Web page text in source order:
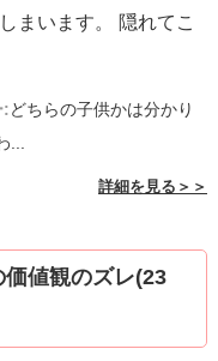
まいます。 隠れてこ
:どちらの子供かは分かり
詳細を見る＞＞
値観のズレ(23